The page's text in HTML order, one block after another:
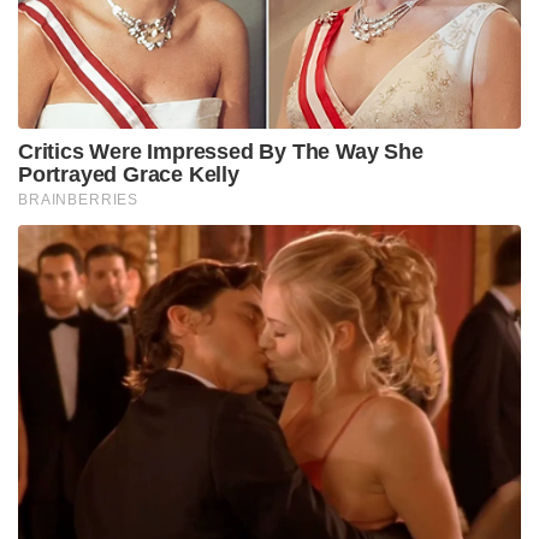
Critics Were Impressed By The Way She
Portrayed Grace Kelly
BRAINBERRIES